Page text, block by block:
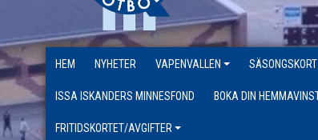
HEM NYHETER VAPENVALLEN
ISSA ISKANDERS MINNESFOND BOKA DIN
FRITIDSKORTET/AVGIFTER